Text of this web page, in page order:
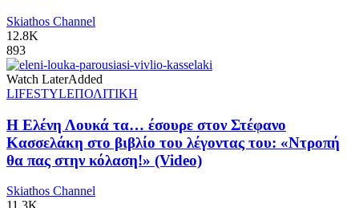
Skiathos Channel
12.8K
893
Watch LaterAdded
LIFESTYLEΠΟΛΙΤΙΚΗ
Η Ελένη Λουκά τα… έσουρε στον Στέφανο
Κασσελάκη στο βιβλίο του λέγοντας του: «Ντροπή
θα πας στην κόλαση!» (Video)
Skiathos Channel